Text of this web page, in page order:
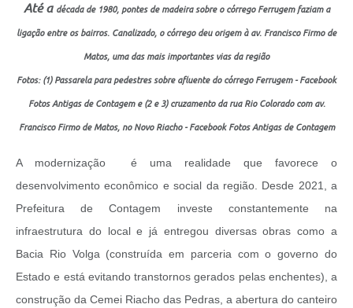
Até a década de 1980, pontes de madeira sobre o córrego Ferrugem faziam a
ligação entre os bairros. Canalizado, o córrego deu origem à av. Francisco Firmo de
Matos, uma das mais importantes vias da região
Fotos: (1) Passarela para pedestres sobre afluente do córrego Ferrugem - Facebook
Fotos Antigas de Contagem e (2 e 3) cruzamento da rua Rio Colorado com av.
Francisco Firmo de Matos, no Novo Riacho - Facebook Fotos Antigas de Contagem
A modernização é uma realidade que favorece o
desenvolvimento econômico e social da região. Desde 2021, a
Prefeitura de Contagem investe constantemente na
infraestrutura do local e já entregou diversas obras como a
Bacia Rio Volga (construída em parceria com o governo do
Estado e está evitando transtornos gerados pelas enchentes), a
construção da Cemei Riacho das Pedras, a abertura do canteiro